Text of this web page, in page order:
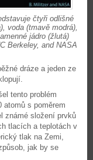
čtyři odlišné
voda (tmavě modrá),
jádro (žlutá)
Berkeley, and NASA
dráze a jeden ze
tento problém
s poměrem
známé složení prvků
tlacích a teplotách v
tlak na Zemi,
jak by se